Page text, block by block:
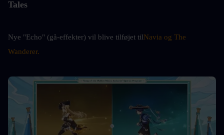
Tales
Nye "Echo" (gå-effekter) vil blive tilføjet tilNavia og The
Wanderer.